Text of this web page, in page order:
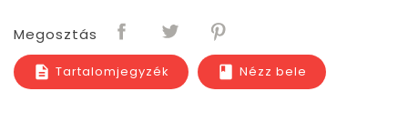
Megosztás
description Tartalomjegyzék book Nézz bele